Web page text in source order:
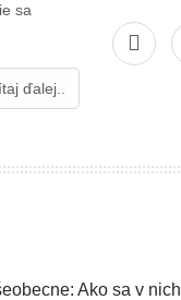
sa
ďalej..
Ako sa v nich